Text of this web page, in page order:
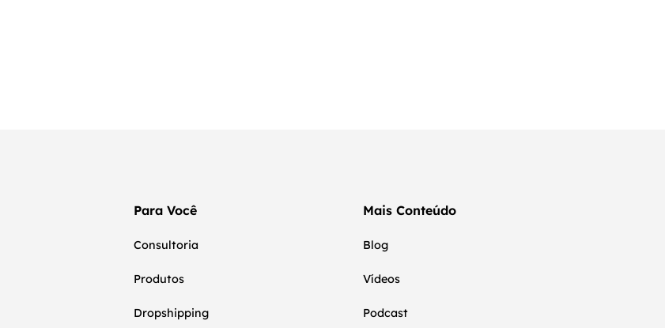
Para Você
Consultoria
Produtos
Dropshipping
Mais Conteúdo
Blog
Vídeos
Podcast